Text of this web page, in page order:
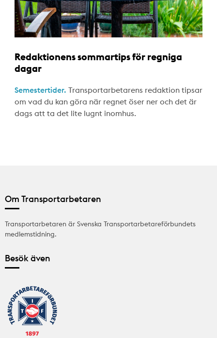
Redaktionens sommartips för regniga
dagar
Semestertider. Transportarbetarens redaktion tipsar
om vad du kan göra när regnet öser ner och det är
dags att ta det lite lugnt inomhus.
Om Transportarbetaren
Transportarbetaren är Svenska Transportarbetareförbundets
medlemstidning.
Besök även